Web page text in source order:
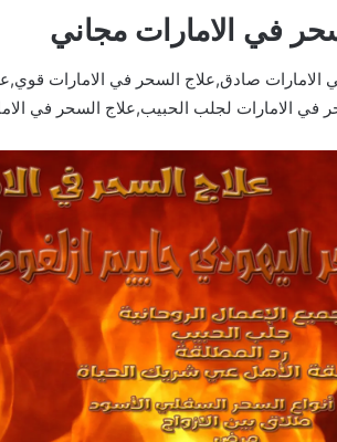
في الامارات مجاني
الامارات صادق,علاج السحر في الامارات
في الامارات لجلب الحبيب,علاج السحر في